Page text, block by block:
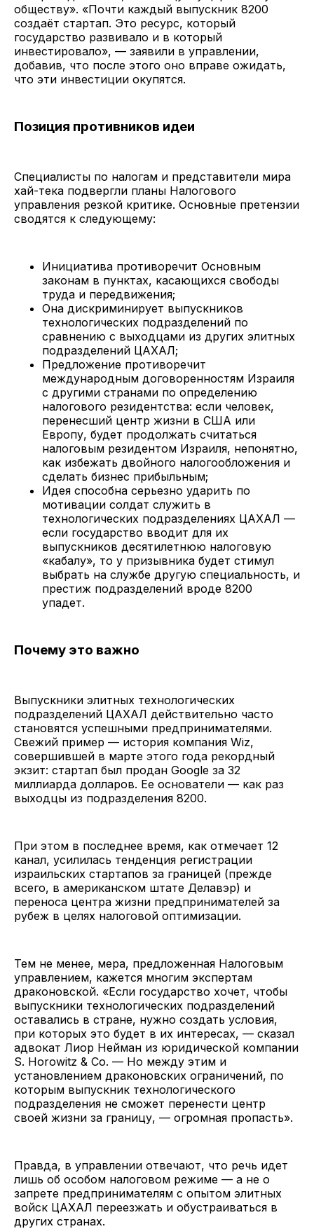
обществу». «Почти каждый выпускник 8200
создаёт стартап. Это ресурс, который
государство развивало и в который
инвестировало», — заявили в управлении,
добавив, что после этого оно вправе ожидать,
что эти инвестиции окупятся.
Позиция противников идеи
Специалисты по налогам и представители мира
хай-тека подвергли планы Налогового
управления резкой критике. Основные претензии
сводятся к следующему:
Инициатива противоречит Основным
законам в пунктах, касающихся свободы
труда и передвижения;
Она дискриминирует выпускников
технологических подразделений по
сравнению с выходцами из других элитных
подразделений ЦАХАЛ;
Предложение противоречит
международным договоренностям Израиля
с другими странами по определению
налогового резидентства: если человек,
перенесший центр жизни в США или
Европу, будет продолжать считаться
налоговым резидентом Израиля, непонятно,
как избежать двойного налогообложения и
сделать бизнес прибыльным;
Идея способна серьезно ударить по
мотивации солдат служить в
технологических подразделениях ЦАХАЛ —
если государство вводит для их
выпускников десятилетнюю налоговую
«кабалу», то у призывника будет стимул
выбрать на службе другую специальность, и
престиж подразделений вроде 8200
упадет.
Почему это важно
Выпускники элитных технологических
подразделений ЦАХАЛ действительно часто
становятся успешными предпринимателями.
Свежий пример — история компания Wiz,
совершившей в марте этого года рекордный
экзит: стартап был продан Google за 32
миллиарда долларов. Ее основатели — как раз
выходцы из подразделения 8200.
При этом в последнее время, как отмечает 12
канал, усилилась тенденция регистрации
израильских стартапов за границей (прежде
всего, в американском штате Делавэр) и
переноса центра жизни предпринимателей за
рубеж в целях налоговой оптимизации.
Тем не менее, мера, предложенная Налоговым
управлением, кажется многим экспертам
драконовской. «Если государство хочет, чтобы
выпускники технологических подразделений
оставались в стране, нужно создать условия,
при которых это будет в их интересах, — сказал
адвокат Лиор Нейман из юридической компании
S. Horowitz & Co. — Но между этим и
установлением драконовских ограничений, по
которым выпускник технологического
подразделения не сможет перенести центр
своей жизни за границу, — огромная пропасть».
Правда, в управлении отвечают, что речь идет
лишь об особом налоговом режиме — а не о
запрете предпринимателям с опытом элитных
войск ЦАХАЛ переезжать и обустраиваться в
других странах.